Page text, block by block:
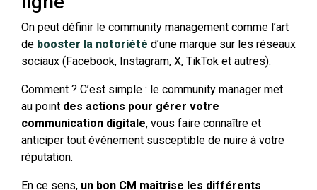
On peut définir le community management comme l’art
de booster la notoriété d’une marque sur les réseaux
sociaux (Facebook, Instagram, X, TikTok et autres).
Comment ? C’est simple : le community manager met
au point des actions pour gérer votre
communication digitale, vous faire connaître et
anticiper tout événement susceptible de nuire à votre
réputation.
En ce sens, un bon CM maîtrise les différents